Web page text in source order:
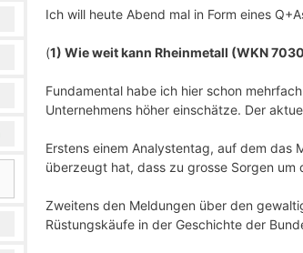
Ich will heute Abend mal in Form eines
(1) Wie weit kann Rheinmetall (WKN
Fundamental habe ich hier schon
Unternehmens höher einschätze. Der
Erstens einem Analystentag, auf dem das
überzeugt hat, dass zu grosse Sorgen
Zweitens den Meldungen über den
Rüstungskäufe in der Geschichte der